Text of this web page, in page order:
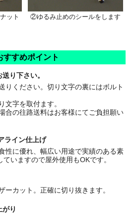
ット
②ゆるみ止めのシールをします
すすめポイント
り下さい。
りください。切り文字の裏にはボルト
文字を取付ます。
合の往路送料はお客様にてご負担願い
ライン仕上げ
性に優れ、幅広い用途で実績のある素
いますので屋外使用もOKです。
ーカット。正確に切り抜きます。
り